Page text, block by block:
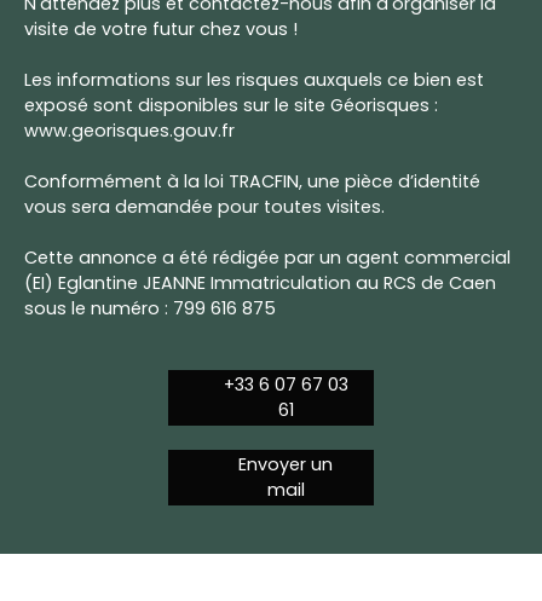
visite de votre futur chez vous !
Les informations sur les risques auxquels ce bien est
exposé sont disponibles sur le site Géorisques :
www.georisques.gouv.fr
Conformément à la loi TRACFIN, une pièce d’identité
vous sera demandée pour toutes visites.
Cette annonce a été rédigée par un agent commercial
(EI) Eglantine JEANNE Immatriculation au RCS de Caen
sous le numéro : 799 616 875
+33 6 07 67 03
61
Envoyer un
mail